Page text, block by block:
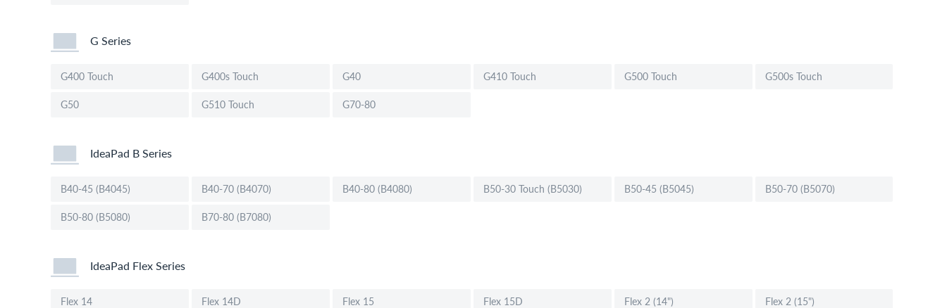
G Series
G400 Touch G400s Touch G40 G410 Touch G500 Touch G500s Touch
G50 G510 Touch G70-80
IdeaPad B Series
B40-45 (B4045) B40-70 (B4070) B40-80 (B4080) B50-30 Touch (B5030) B50-45 (B5045) B50-70 (B5070)
B50-80 (B5080) B70-80 (B7080)
IdeaPad Flex Series
Flex 14 Flex 14D Flex 15 Flex 15D Flex 2 (14") Flex 2 (15")